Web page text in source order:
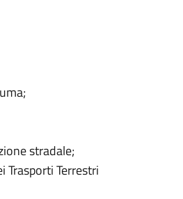
stradale;
Terrestri